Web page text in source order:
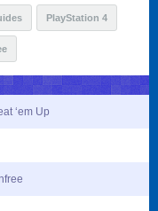
PlayStation 4
‘em Up